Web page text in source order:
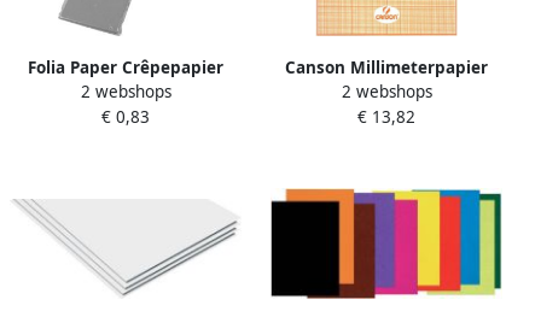
Folia Paper Crêpepapier
Folia 250x50cm nr176
zalmroze
2 webshops
€ 0,83
Canson Millimeterpapier
bruingeel bedrukt 50vel
72gr A3 wit
2 webshops
€ 13,82